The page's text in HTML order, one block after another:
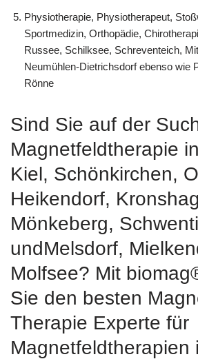
Physiotherapie, Physiotherapeut,
Sportmedizin, Orthopädie,
Russee, Schilksee, Schreventeich,
Neumühlen-Dietrichsdorf ebenso wie
Rönne
Sind Sie auf der
Magnetfeldtherapie
Kiel, Schönkirchen,
Heikendorf,
Mönkeberg,
undMelsdorf,
Molfsee? Mit
Sie den besten
Therapie Experte für
Magnetfeldtherapien